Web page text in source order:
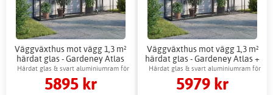
Väggväxthus mot vägg 1,3 m²
härdat glas - Gardeney Atlas
Härdat glas & svart aluminiumram för
hållbarhet
5895 kr
Väggväxthus mot vägg 1,3 m²
härdat glas - Gardeney Atlas +
Växthustillbehör
Härdat glas & svart aluminiumram för
hållbarhet
5979 kr